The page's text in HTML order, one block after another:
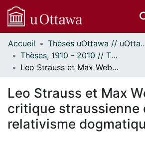
Communautés
et collections
Parcourir
À propos
Accueil
Thèses
Thèses, 1910 - 2010 // Theses, 1910 - 2010
Leo Strauss et Max Weber: La critique straussienne du relativisme dogmatique
Leo Strauss et Max
critique straussienne
relativisme